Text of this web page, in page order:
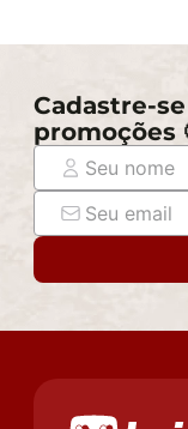
Cadastre-
promoções